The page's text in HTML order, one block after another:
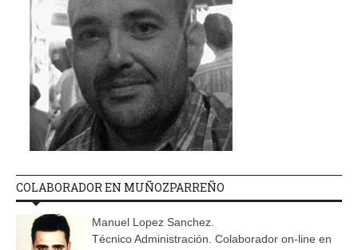
COLABORADOR EN MUÑOZPARREÑO
Manuel Lopez Sanchez.
Técnico Administración. Colaborador on-line en